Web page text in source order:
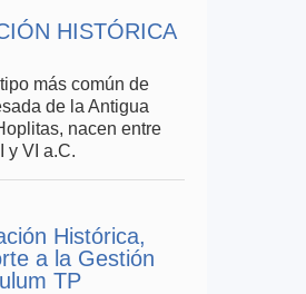
HISTÓRICA
más común de
de la Antigua
nacen entre
y VI a.C.
Histórica,
a la Gestión
TP